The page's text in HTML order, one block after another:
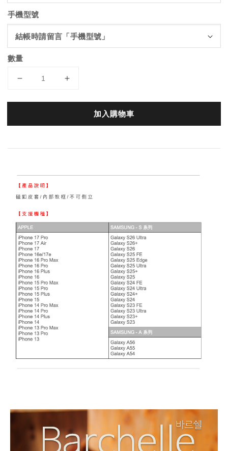
手機型號
數量
加入購物車